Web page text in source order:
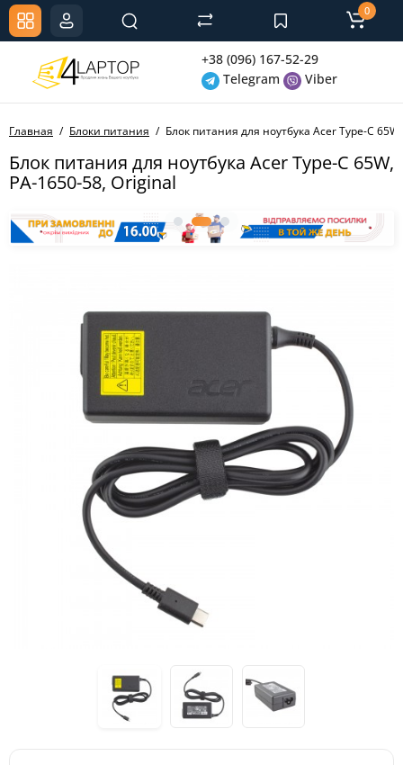
+38 (096) 167-52-29
Telegram
Viber
0
Главная Блоки питания Блок питания для ноутбука Acer Type-C
Блок питания для ноутбука Acer Type-C 65W,
PA-1650-58, Original